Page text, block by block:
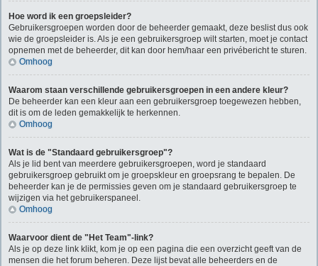
Hoe word ik een groepsleider?
Gebruikersgroepen worden door de beheerder gemaakt, deze beslist dus ook
wie de groepsleider is. Als je een gebruikersgroep wilt starten, moet je contact
opnemen met de beheerder, dit kan door hem/haar een privébericht te sturen.
Omhoog
Waarom staan verschillende gebruikersgroepen in een andere kleur?
De beheerder kan een kleur aan een gebruikersgroep toegewezen hebben,
dit is om de leden gemakkelijk te herkennen.
Omhoog
Wat is de "Standaard gebruikersgroep"?
Als je lid bent van meerdere gebruikersgroepen, word je standaard
gebruikersgroep gebruikt om je groepskleur en groepsrang te bepalen. De
beheerder kan je de permissies geven om je standaard gebruikersgroep te
wijzigen via het gebruikerspaneel.
Omhoog
Waarvoor dient de "Het Team"-link?
Als je op deze link klikt, kom je op een pagina die een overzicht geeft van de
mensen die het forum beheren. Deze lijst bevat alle beheerders en de